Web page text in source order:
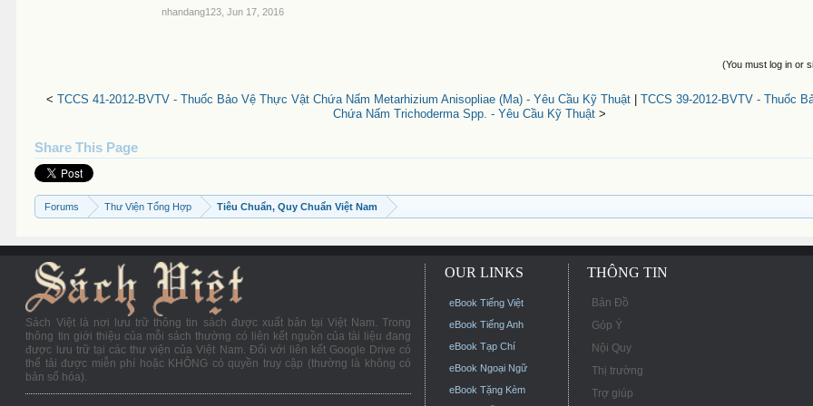
nhandang123 Jun 17, 2016
(You must log in or
< TCCS 41-2012-BVTV - Thuốc Bảo Vệ Thực Vật Chứa Nấm Metarhizium Anisopliae (Ma) - Yêu Cầu Kỹ Thuật| TCCS 39-2012-BVTV - Thuốc
Chứa Nấm Trichoderma Spp. - Yêu Cầu Kỹ Thuật>
Share This Page
Forums Thư Viện Tổng Hợp Tiêu Chuẩn, Quy Chuẩn Việt Nam
Sách Việt là nơi lưu trữ thông tin sách được xuất bản tại Việt Nam. Trong
thông tin giới thiệu của mỗi sách thường có liên kết nguồn của tài liệu đang
được lưu trữ tại các thư viện của Việt Nam. Đối với liên kết Google Drive có
thể tải được miễn phí hoặc KHÔNG có quyền truy cập (thường là không có
bản số hóa).
OUR LINKS
eBook Tiếng Việt
eBook Tiếng Anh
eBook Tạp Chí
eBook Ngoại Ngữ
eBook Tặng Kèm
THÔNG TIN
Bản Đồ
Góp Ý
Nội Quy
Thị trường
Trợ giúp